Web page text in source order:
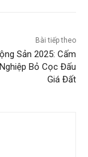
Bài tiếp theo
Sản 2025: Cấm
Bỏ Cọc Đấu
Giá Đất